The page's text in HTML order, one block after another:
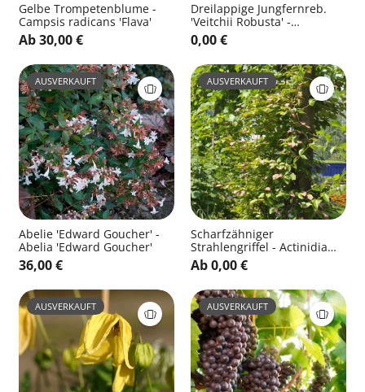
Gelbe Trompetenblume -
Campsis radicans 'Flava'
Ab 30,00 €
Dreilappige Jungfernreb.
'Veitchii Robusta' -
Parthenocissus tricuspidata
'Veitchii Robusta'
0,00 €
AUSVERKAUFT
Abelie 'Edward Goucher' -
Abelia 'Edward Goucher'
36,00 €
AUSVERKAUFT
Scharfzähniger
Strahlengriffel - Actinidia
kolomikta
Ab 0,00 €
AUSVERKAUFT AUSVERKAUFT